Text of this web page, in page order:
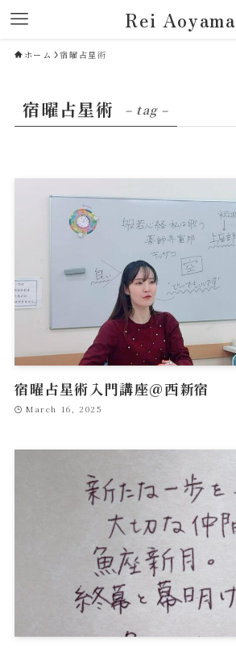
Rei Aoyama
ホーム 宿曜占星術
宿曜占星術 – tag –
宿曜占星術入門講座＠西新宿
March 16, 2025